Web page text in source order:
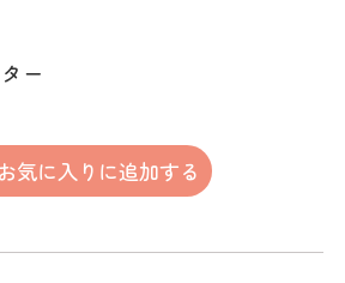
ー
お気に入りに追加する